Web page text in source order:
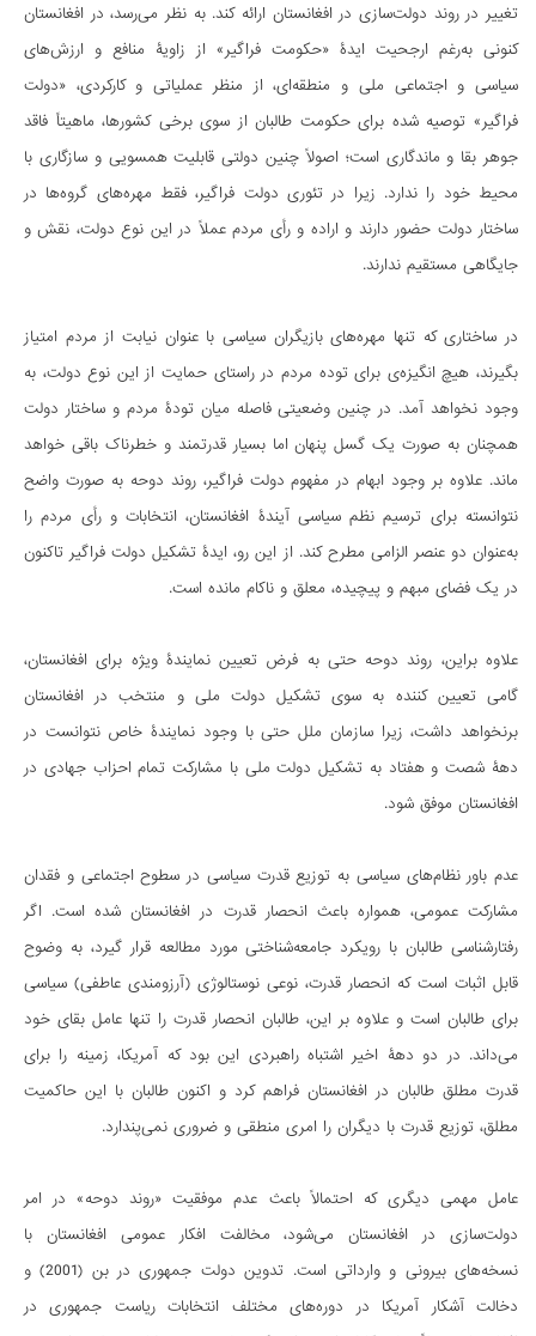
تغییر در روند دولت‌سازی در افغانستان ارائه کند. به نظر می‌رسد، در افغانستان
کنونی به‌رغم ارجحیت ایدۀ «حکومت فراگیر» از زاویۀ منافع و ارزش‌های
سیاسی و اجتماعی ملی و منطقه‌ای، از منظر عملیاتی و کارکردی، «دولت
فراگیر» توصیه شده برای حکومت طالبان از سوی برخی کشورها، ماهیتاً فاقد
جوهر بقا و ماندگاری است؛ اصولاً چنین دولتی قابلیت همسویی و سازگاری با
محیط خود را ندارد. زیرا در تئوری دولت فراگیر، فقط مهره‌های گروه‌ها در
ساختار دولت حضور دارند و اراده و رأی مردم عملاً در این نوع دولت، نقش و
جایگاهی مستقیم ندارند.
در ساختاری که تنها مهره‌های بازیگران سیاسی با عنوان نیابت از مردم امتیاز
بگیرند، هیچ انگیزه‌ی برای توده مردم در راستای حمایت از این نوع دولت، به
وجود نخواهد آمد. در چنین وضعیتی فاصله میان تودۀ مردم و ساختار دولت
همچنان به صورت یک گسل پنهان اما بسیار قدرتمند و خطرناک باقی خواهد
ماند. علاوه بر وجود ابهام در مفهوم دولت فراگیر، روند دوحه به صورت واضح
نتوانسته برای ترسیم نظم سیاسی آیندۀ افغانستان، انتخابات و رأی مردم را
به‌عنوان دو عنصر الزامی مطرح کند. از این رو، ایدۀ تشکیل دولت فراگیر تاکنون
در یک فضای مبهم و پیچیده، معلق و ناکام مانده است.
علاوه براین، روند دوحه حتی به فرض تعیین نمایندۀ ویژه برای افغانستان،
گامی تعیین کننده به سوی تشکیل دولت ملی و منتخب در افغانستان
برنخواهد داشت، زیرا سازمان ملل حتی با وجود نمایندۀ خاص نتوانست در
دهۀ شصت و هفتاد به تشکیل دولت ملی با مشارکت تمام احزاب جهادی در
افغانستان موفق شود.
عدم باور نظام‌های سیاسی به توزیع قدرت سیاسی در سطوح اجتماعی و فقدان
مشارکت عمومی، همواره باعث انحصار قدرت در افغانستان شده است. اگر
رفتارشناسی طالبان با رویکرد جامعه‌شناختی مورد مطالعه قرار گیرد، به وضوح
قابل اثبات است که انحصار قدرت، نوعی نوستالوژی (آرزومندی عاطفی) سیاسی
برای طالبان است و علاوه بر این، طالبان انحصار قدرت را تنها عامل بقای خود
می‌داند. در دو دهۀ اخیر اشتباه راهبردی این بود که آمریکا، زمینه را برای
قدرت مطلق طالبان در افغانستان فراهم کرد و اکنون طالبان با این حاکمیت
مطلق، توزیع قدرت با دیگران را امری منطقی و ضروری نمی‌پندارد.
عامل مهمی دیگری که احتمالاً باعث عدم موفقیت «روند دوحه» در امر
دولت‌سازی در افغانستان می‌شود، مخالفت افکار عمومی افغانستان با
نسخه‌های بیرونی و وارداتی است. تدوین دولت جمهوری در بن (2001) و
دخالت آشکار آمریکا در دوره‌های مختلف انتخابات‌ ریاست جمهوری در